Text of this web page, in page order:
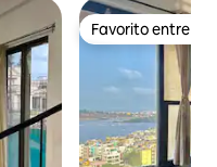
Favorito entre
Favorito entre